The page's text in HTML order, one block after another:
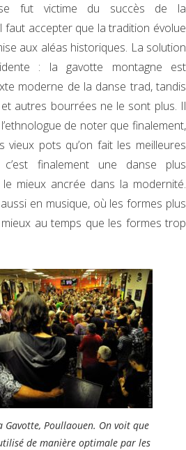
fut victime du succès de la
faut accepter que la tradition évolue
aux aléas historiques. La solution
: la gavotte montagne est
moderne de la danse trad, tandis
autres bourrées ne le sont plus. Il
de noter que finalement,
vieux pots qu’on fait les meilleures
c’est finalement une danse plus
mieux ancrée dans la modernité.
en musique, où les formes plus
au temps que les formes trop
Gavotte, Poullaouen. On voit que
de manière optimale par les